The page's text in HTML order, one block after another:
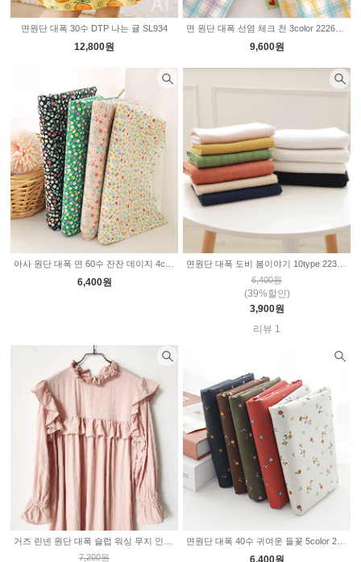
면원단 대폭 30수 DTP 나는 귤 SL934
12,800원
면 원단 대폭 선염 체크 천 3color 2226349
9,600원
아사 원단 대폭 면 60수 잔잔 데이지 4color 2234206
6,400원
면원단 대폭 도비 봄이야기 10type 2235133
6,400원
(39%할인)
3,900원
리뷰 1
7,200원